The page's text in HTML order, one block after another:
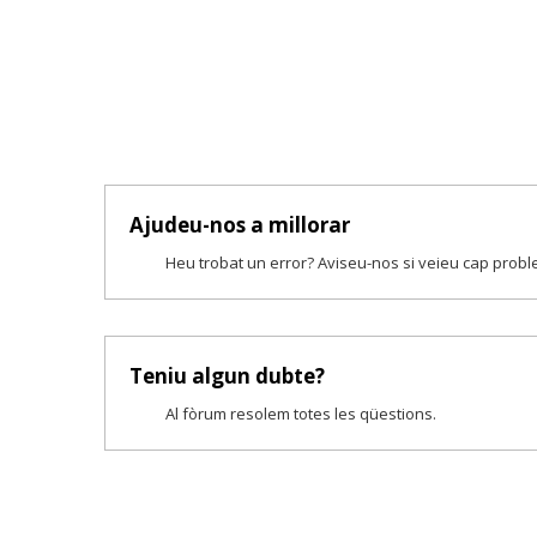
Ajudeu-nos a millorar
Heu trobat un error? Aviseu-nos si veieu cap
Teniu algun dubte?
Al fòrum resolem totes les qüestions.